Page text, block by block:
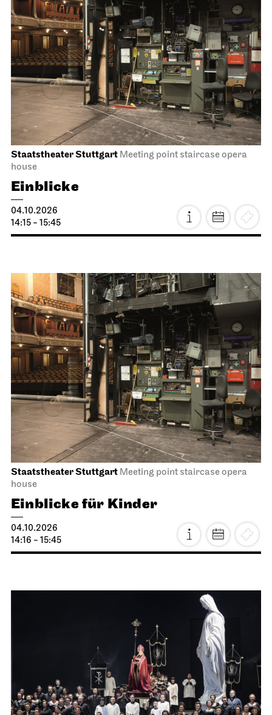
Schauspiel Stuttgart Schauspielhaus
Dancing Idiots
03.10.2026
19:30
Sun, 04.10.2026
Staatstheater Stuttgart
Meeting point staircase opera
house
Einblicke
04.10.2026
14:15 - 15:45
Staatstheater Stuttgart
Meeting point staircase opera
Einblicke für Kinder